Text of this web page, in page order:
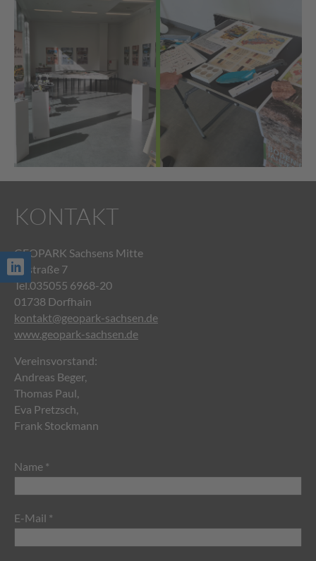
KONTAKT
GEOPARK Sachsens Mitte
Talstraße 7
Tel.035055 6968-20
01738 Dorfhain
kontakt@geopark-sachsen.de
www.geopark-sachsen.de
Vereinsvorstand:
Andreas Beger,
Thomas Paul,
Eva Pretzsch,
Frank Stockmann
Name *
E-Mail *